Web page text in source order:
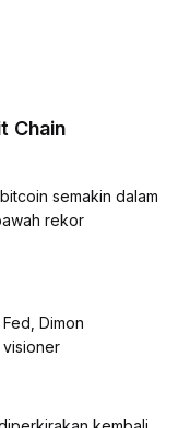
Chain
semakin dalam
rekor
Dimon